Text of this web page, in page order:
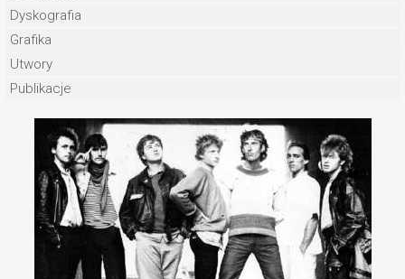
Dyskografia
Grafika
Utwory
Publikacje